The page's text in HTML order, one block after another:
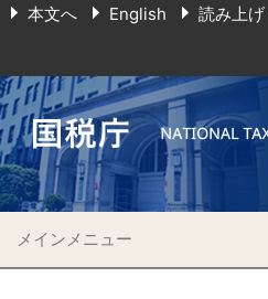
本文へ English 読み上
メインメニュー